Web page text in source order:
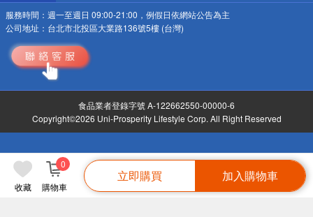
收藏 購物車
0
立即購買 加入購物車
服務時間： 週一至週日 09:00-21:00，例假日依網站公告為主
公司地址： 台北市北投區大業路136號5樓 (台灣)
食品業者登錄字號 A-122662550-00000-6
Copyright©2026 Uni-Prosperity Lifestyle Corp. All Right Reserved